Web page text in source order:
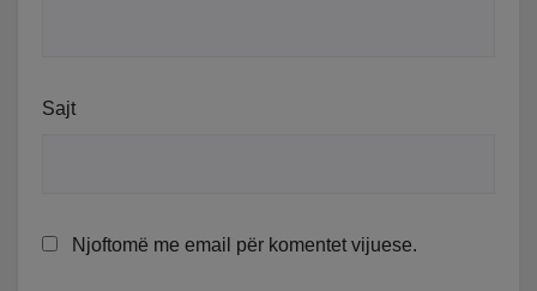
Sajt
Njoftomë me email për komentet vijuese.